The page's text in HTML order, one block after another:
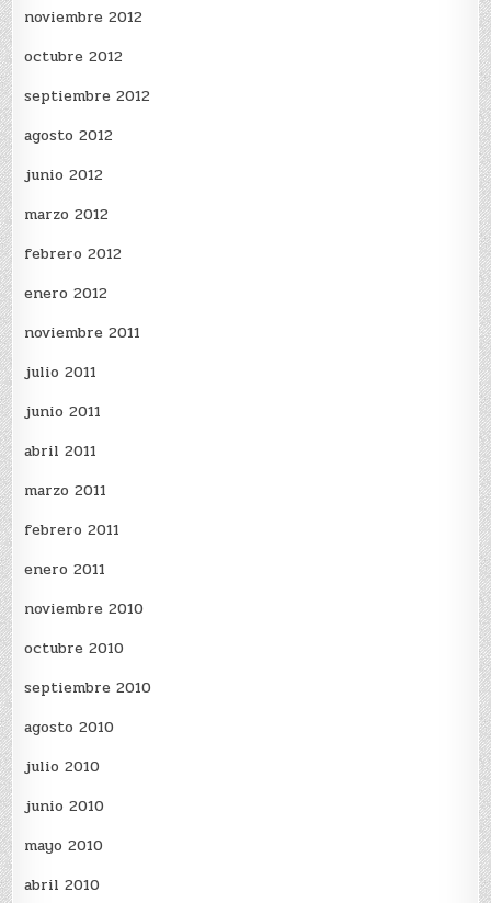
noviembre 2012
octubre 2012
septiembre 2012
agosto 2012
junio 2012
marzo 2012
febrero 2012
enero 2012
noviembre 2011
julio 2011
junio 2011
abril 2011
marzo 2011
febrero 2011
enero 2011
noviembre 2010
octubre 2010
septiembre 2010
agosto 2010
julio 2010
junio 2010
mayo 2010
abril 2010